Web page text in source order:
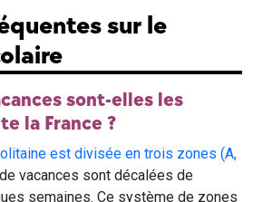
sur le
sont-elles les
la France ?
est divisée en trois zones (A,
vacances sont décalées de
semaines. Ce système de zones